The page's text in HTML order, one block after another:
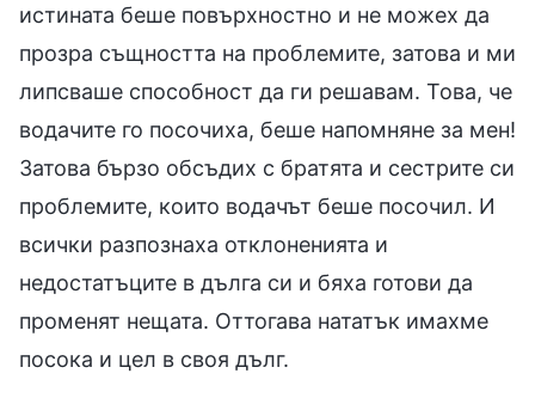
истината беше повърхностно и не можех да
прозра същността на проблемите, затова и ми
липсваше способност да ги решавам. Това, че
водачите го посочиха, беше напомняне за мен!
Затова бързо обсъдих с братята и сестрите си
проблемите, които водачът беше посочил. И
всички разпознаха отклоненията и
недостатъците в дълга си и бяха готови да
променят нещата. Оттогава нататък имахме
посока и цел в своя дълг.